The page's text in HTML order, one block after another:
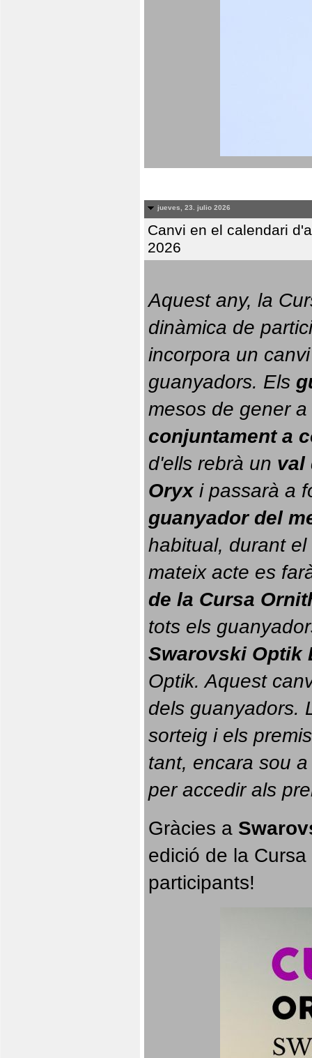
jueves, 23. julio 2026
Canvi en el calendari
2026
Aquest any, la
dinàmica de
incorpora un
guanyadors. Els
conjuntament a
d'ells rebrà un val
Oryx i passarà a
guanyador del
habitual, durant el
mateix acte es
de la Cursa
tots els
Swarovski Optik
Optik. Aquest
dels guanyadors.
sorteig i els
tant, encara sou
per accedir als
Gràcies a
edició de la
participants!